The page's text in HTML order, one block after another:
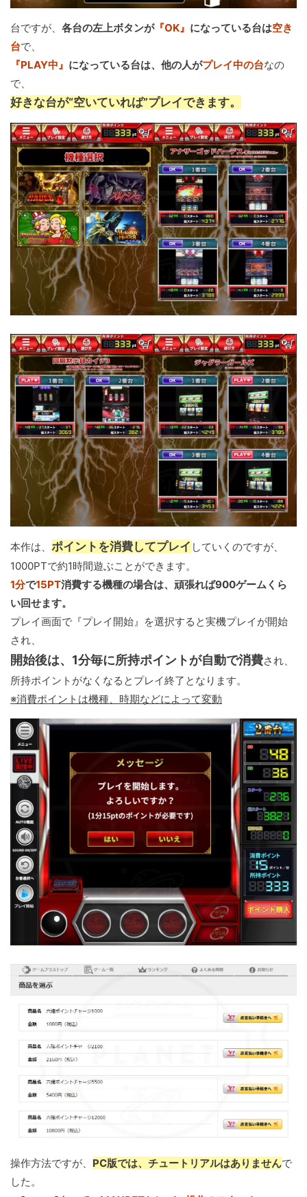
台ですが、 各台の左上ボタンが『OK』 になっている台は空き
台で、
『PLAY中』 になっている台は、他の人がプレイ中の台なの
で、
好きな台が“空いていれば”プレイできます。
本作は、 ポイントを消費してプレイ していくのですが、
1000PTで約1時間遊ぶことができます。
1分で15PT消費する機種の場合は、頑張れば900ゲームくら
い回せます。
プレイ画面で『プレイ開始』を選択すると実機プレイが開始
され、
開始後は、1分毎に所持ポイントが自動で消費され、
所持ポイントがなくなるとプレイ終了となります。
※消費ポイントは機種、時期などによって変動
操作方法ですが、 PC版では、チュートリアルはありませんで
した。